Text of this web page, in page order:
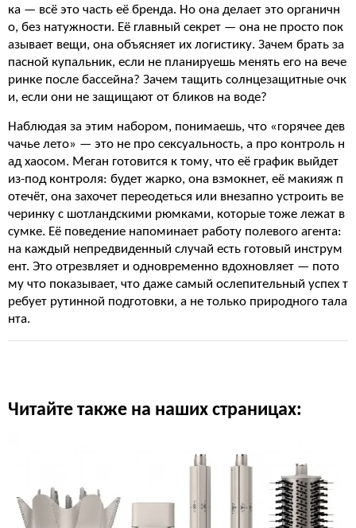
ка — всё это часть её бренда. Но она делает это органичн
о, без натужности. Её главный секрет — она не просто пок
азывает вещи, она объясняет их логистику. Зачем брать за
пасной купальник, если не планируешь менять его на вече
ринке после бассейна? Зачем тащить солнцезащитные очк
и, если они не защищают от бликов на воде?
Наблюдая за этим набором, понимаешь, что «горячее дев
чачье лето» — это не про сексуальность, а про контроль н
ад хаосом. Меган готовится к тому, что её график выйдет
из-под контроля: будет жарко, она взмокнет, её макияж п
отечёт, она захочет переодеться или внезапно устроить ве
черинку с шотландскими рюмками, которые тоже лежат в
сумке. Её поведение напоминает работу полевого агента:
на каждый непредвиденный случай есть готовый инструм
ент. Это отрезвляет и одновременно вдохновляет — пото
му что показывает, что даже самый ослепительный успех т
ребует рутинной подготовки, а не только природного тала
нта.
Читайте также на наших страницах: